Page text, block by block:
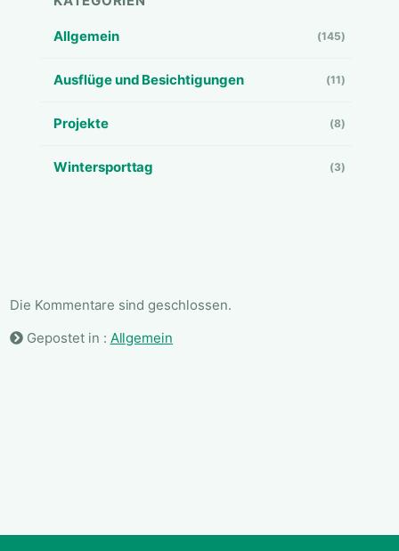
Allgemein (145)
Ausflüge und Besichtigungen (11)
Projekte (8)
Wintersporttag (3)
Die Kommentare sind geschlossen.
Gepostet in : Allgemein